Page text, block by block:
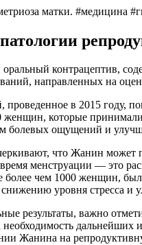
матки. #медицина
контрацептив,
направленных на
в 2015 году,
которые принимали
болевых ощущений и
что Жанин
менструации — это
чем 1000 женщин,
снижению уровня стресса и
результаты, важно
дальнейших
Жанина на